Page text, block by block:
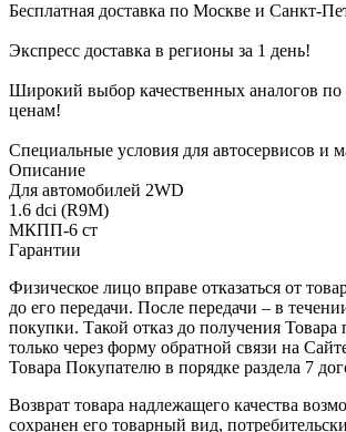
Бесплатная доставка по Москве и Санкт-
Экспресс доставка в регионы за 1 день!
Широкий выбор качественных аналогов
ценам!
Специальные условия для автосервисов и
Описание
Для автомобилей 2WD
1.6 dci (R9M)
МКПП-6 ст
Гарантии
Физическое лицо вправе отказаться от
до его передачи. После передачи – в
покупки. Такой отказ до получения Товара
только через форму обратной связи на
Товара Покупателю в порядке раздела 7
Возврат товара надлежащего качества
сохранен его товарный вид,